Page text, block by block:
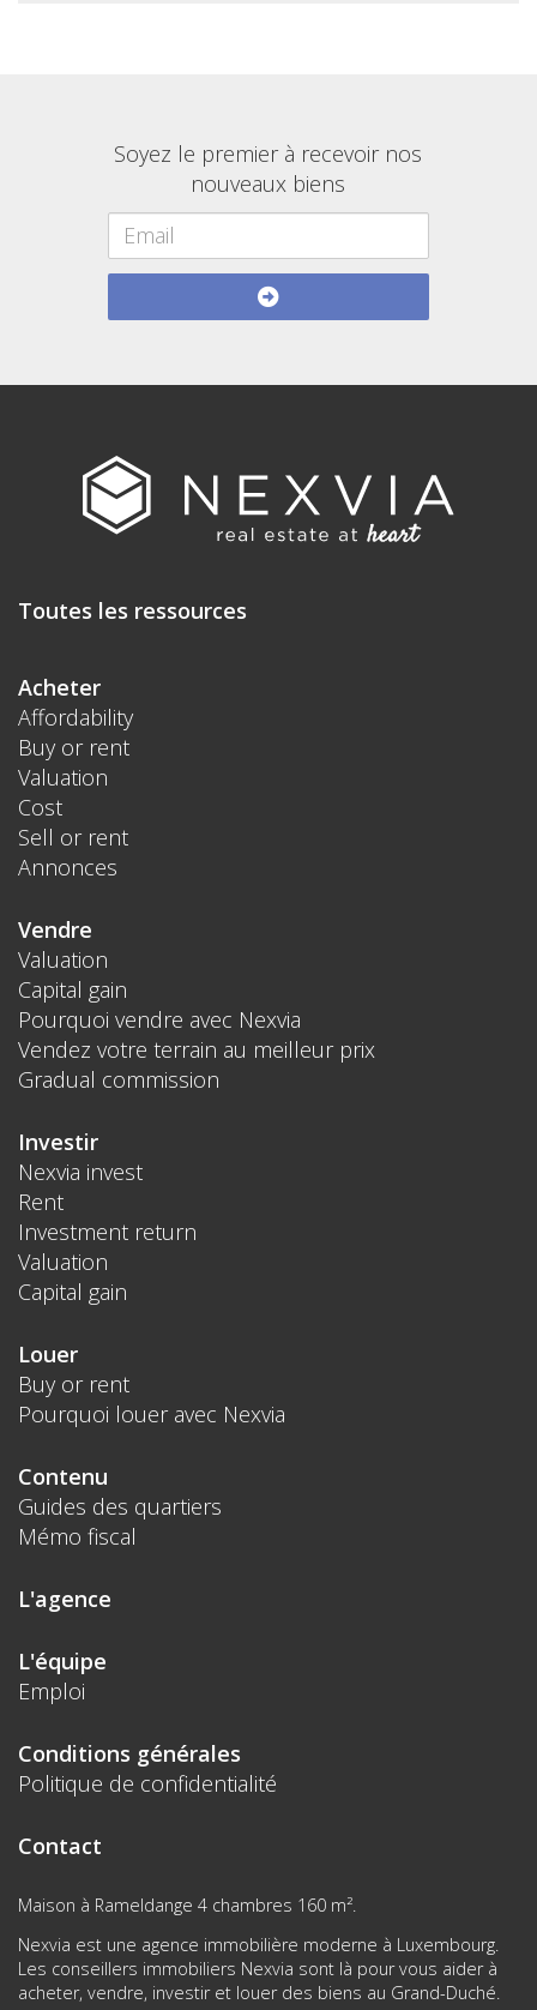
Soyez le premier à recevoir nos
nouveaux biens
Toutes les ressources
Acheter
Affordability
Buy or rent
Valuation
Cost
Sell or rent
Annonces
Vendre
Valuation
Capital gain
Pourquoi vendre avec Nexvia
Vendez votre terrain au meilleur prix
Gradual commission
Investir
Nexvia invest
Rent
Investment return
Valuation
Capital gain
Louer
Buy or rent
Pourquoi louer avec Nexvia
Contenu
Guides des quartiers
Mémo fiscal
L'agence
L'équipe
Emploi
Conditions générales
Politique de confidentialité
Contact
Maison à Rameldange 4 chambres 160 m².
Nexvia est une agence immobilière moderne à Luxembourg.
Les conseillers immobiliers Nexvia sont là pour vous aider à
acheter, vendre, investir et louer des biens au Grand-Duché.